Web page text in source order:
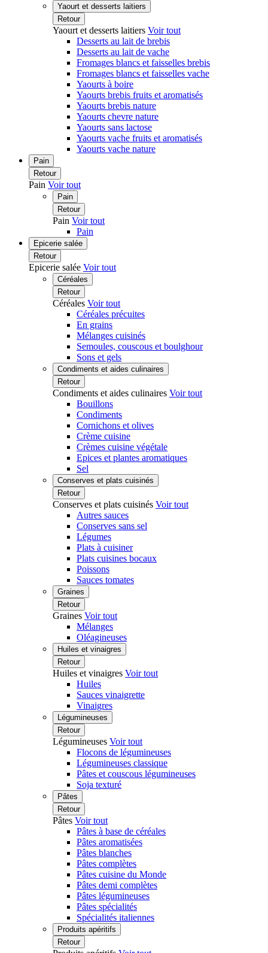
Yaourt et desserts laitiers
Retour
Yaourt et desserts laitiers Voir tout
Desserts au lait de brebis
Desserts au lait de vache
Fromages blancs et faisselles brebis
Fromages blancs et faisselles vache
Yaourts à boire
Yaourts brebis fruits et aromatisés
Yaourts brebis nature
Yaourts chevre nature
Yaourts sans lactose
Yaourts vache fruits et aromatisés
Yaourts vache nature
Pain
Retour
Pain Voir tout
Pain
Retour
Pain Voir tout
Pain
Epicerie salée
Retour
Epicerie salée Voir tout
Céréales
Retour
Céréales Voir tout
Céréales précuites
En grains
Mélanges cuisinés
Semoules, couscous et boulghour
Sons et gels
Condiments et aides culinaires
Retour
Condiments et aides culinaires Voir tout
Bouillons
Condiments
Cornichons et olives
Crème cuisine
Crèmes cuisine végétale
Epices et plantes aromatiques
Sel
Conserves et plats cuisinés
Retour
Conserves et plats cuisinés Voir tout
Autres sauces
Conserves sans sel
Légumes
Plats à cuisiner
Plats cuisines bocaux
Poissons
Sauces tomates
Graines
Retour
Graines Voir tout
Mélanges
Oléagineuses
Huiles et vinaigres
Retour
Huiles et vinaigres Voir tout
Huiles
Sauces vinaigrette
Vinaigres
Légumineuses
Retour
Légumineuses Voir tout
Flocons de légumineuses
Légumineuses classique
Pâtes et couscous légumineuses
Soja texturé
Pâtes
Retour
Pâtes Voir tout
Pâtes à base de céréales
Pâtes aromatisées
Pâtes blanches
Pâtes complètes
Pâtes cuisine du Monde
Pâtes demi complètes
Pâtes légumineuses
Pâtes spécialités
Spécialités italiennes
Produits apéritifs
Retour